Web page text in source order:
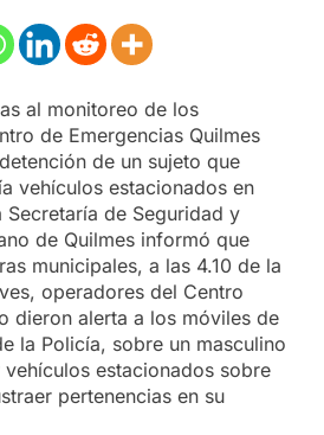
al monitoreo de los
de Emergencias Quilmes
de un sujeto que
vehículos estacionados en
Secretaría de Seguridad y
de Quilmes informó que
municipales, a las 4.10 de la
operadores del Centro
dieron alerta a los móviles de
la Policía, sobre un masculino
estacionados sobre
pertenencias en su